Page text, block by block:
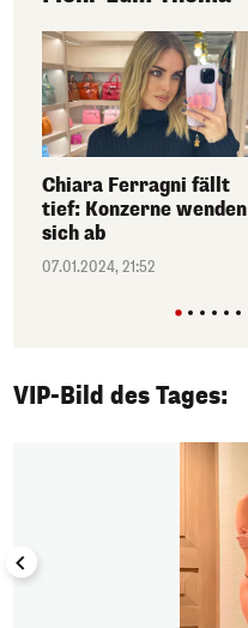
Chiara Ferragni fällt
tief: Konzerne wenden
sich ab
07.01.2024, 21:52
VIP-Bild des Tages:
1/50